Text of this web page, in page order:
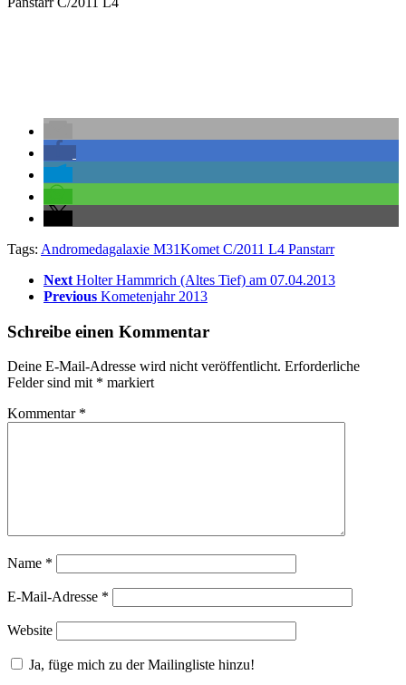
Tags: Andromedagalaxie M31Komet C/2011 L4 Panstarr
Next Holter Hammrich (Altes Tief) am 07.04.2013
Previous Kometenjahr 2013
Schreibe einen Kommentar
Deine E-Mail-Adresse wird nicht veröffentlicht. Erforderliche
Felder sind mit * markiert
Kommentar *
Name *
E-Mail-Adresse *
Website
Ja, füge mich zu der Mailingliste hinzu!